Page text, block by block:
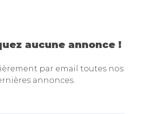
aucune annonce !
par email toutes nos
annonces.